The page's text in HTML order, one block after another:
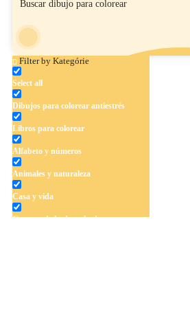
Filter by Kategórie
Select all
Dibujos para colorear antiestrés
Libros para colorear
Alfabeto y números
Animales y naturaleza
Casa y vida
Cuentos de hadas y hadas